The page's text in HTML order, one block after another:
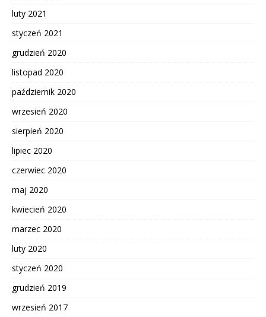
luty 2021
styczeń 2021
grudzień 2020
listopad 2020
październik 2020
wrzesień 2020
sierpień 2020
lipiec 2020
czerwiec 2020
maj 2020
kwiecień 2020
marzec 2020
luty 2020
styczeń 2020
grudzień 2019
wrzesień 2017